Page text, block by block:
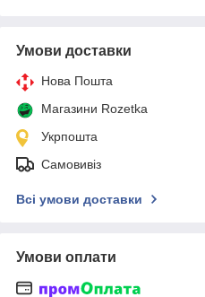
Умови доставки
Нова Пошта
Магазини Rozetka
Укрпошта
Самовивіз
Всі умови доставки
Умови оплати